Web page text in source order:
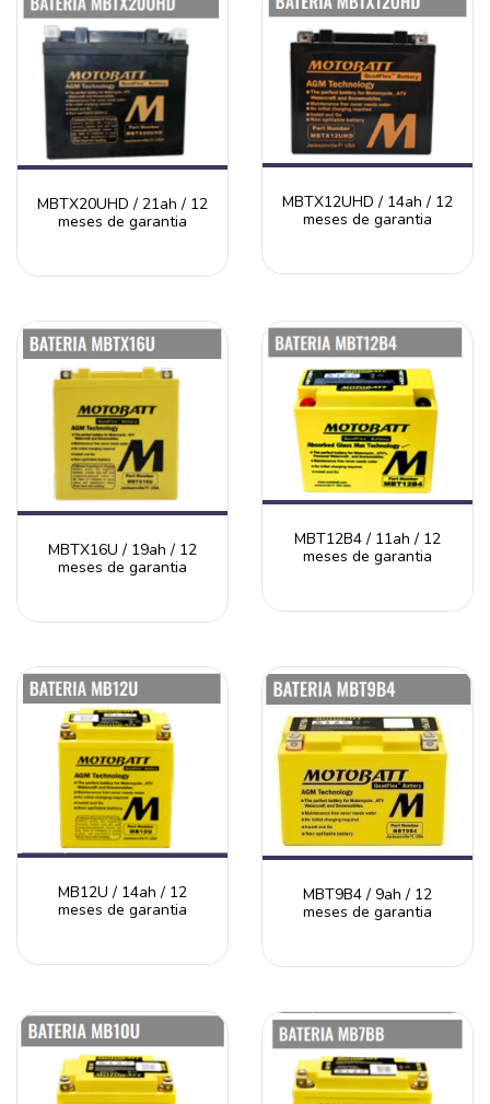
MBTX20UHD / 21ah / 12
meses de garantia
MBTX12UHD / 14ah / 12
meses de garantia
MBTX16U / 19ah / 12
meses de garantia
MBT12B4 / 11ah / 12
meses de garantia
MB12U / 14ah / 12
meses de garantia
MBT9B4 / 9ah / 12
meses de garantia